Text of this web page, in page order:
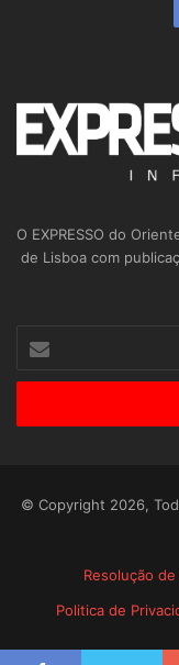
O EXPRESSO do
de Lisboa com
seu
© Copyright 2026,
Resolução
Politica de